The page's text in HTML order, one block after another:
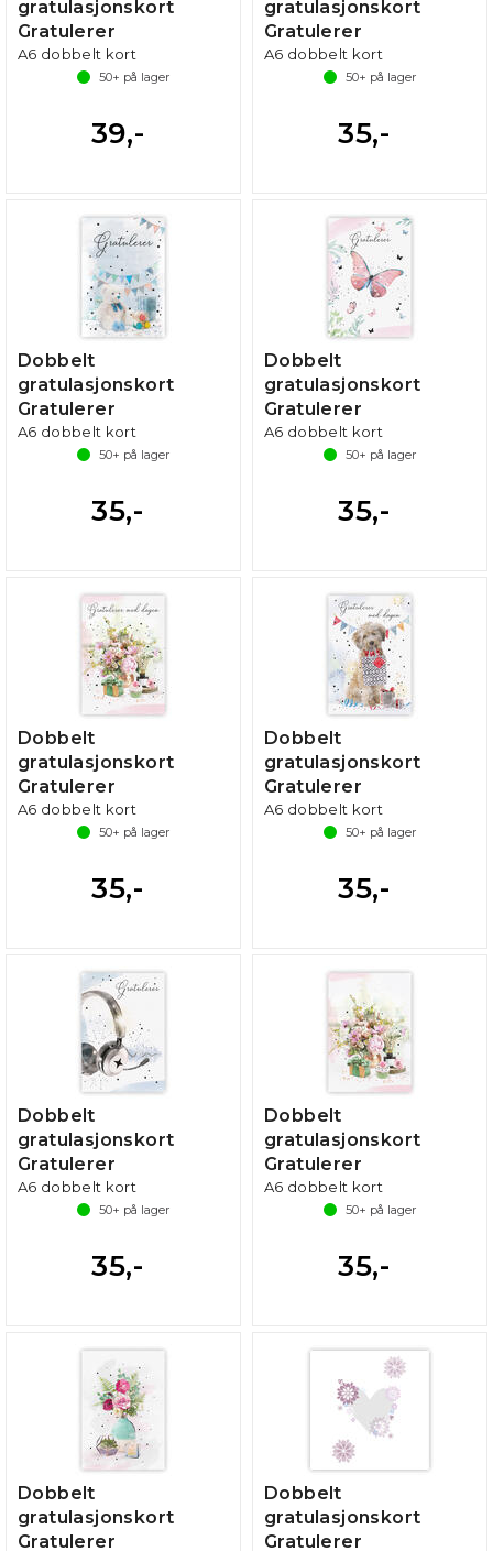
gratulasjonskort
Gratulerer
A6 dobbelt kort
50+ på lager
39,-
gratulasjonskort
Gratulerer
A6 dobbelt kort
50+ på lager
35,-
Dobbelt
gratulasjonskort
Gratulerer
A6 dobbelt kort
50+ på lager
35,-
Dobbelt
gratulasjonskort
Gratulerer
A6 dobbelt kort
50+ på lager
35,-
Dobbelt
gratulasjonskort
Gratulerer
A6 dobbelt kort
50+ på lager
35,-
Dobbelt
gratulasjonskort
Gratulerer
A6 dobbelt kort
50+ på lager
35,-
Dobbelt
gratulasjonskort
Gratulerer
A6 dobbelt kort
50+ på lager
35,-
Dobbelt
gratulasjonskort
Gratulerer
A6 dobbelt kort
50+ på lager
35,-
Dobbelt
gratulasjonskort
Gratulerer
Dobbelt
gratulasjonskort
Gratulerer